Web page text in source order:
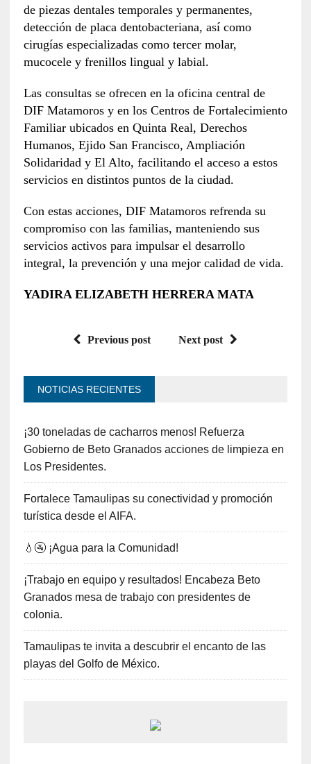
de piezas dentales temporales y permanentes,
detección de placa dentobacteriana, así como
cirugías especializadas como tercer molar,
mucocele y frenillos lingual y labial.
Las consultas se ofrecen en la oficina central de
DIF Matamoros y en los Centros de Fortalecimiento
Familiar ubicados en Quinta Real, Derechos
Humanos, Ejido San Francisco, Ampliación
Solidaridad y El Alto, facilitando el acceso a estos
servicios en distintos puntos de la ciudad.
Con estas acciones, DIF Matamoros refrenda su
compromiso con las familias, manteniendo sus
servicios activos para impulsar el desarrollo
integral, la prevención y una mejor calidad de vida.
YADIRA ELIZABETH HERRERA MATA
Previous post Next post
NOTICIAS RECIENTES
¡30 toneladas de cacharros menos! Refuerza
Gobierno de Beto Granados acciones de limpieza en
Los Presidentes.
Fortalece Tamaulipas su conectividad y promoción
turística desde el AIFA.
💧🚰 ¡Agua para la Comunidad!
¡Trabajo en equipo y resultados! Encabeza Beto
Granados mesa de trabajo con presidentes de
colonia.
Tamaulipas te invita a descubrir el encanto de las
playas del Golfo de México.